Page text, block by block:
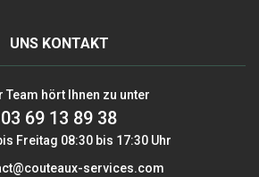
UNS KONTAKT
Team hört Ihnen zu unter
03 69 13 89 38
Freitag 08:30 bis 17:30 Uhr
services.com